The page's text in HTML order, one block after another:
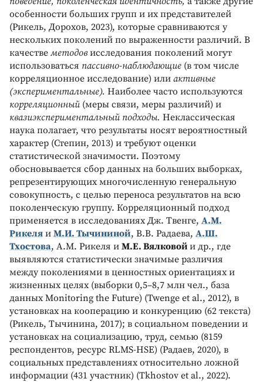
особенности больших групп и их представителей
(Рикель, Дорохов, 2023), которые сравниваются у
нескольких поколений по выраженности различий. В
качестве методовисследования поколений могут
использоваться пассивно-наблюдающие (в том числе
корреляционное исследование) или активные
(экспериментальные). Наиболее часто используются
корреляционный (меры связи, меры различий) и
квазиэкспериментальный подходы. Неклассическая
наука полагает, что результаты носят вероятностный
характер (Степин, 2013) и требуют оценки
статистической значимости. Поэтому
обосновывается сбор данных на больших выборках,
репрезентирующих многочисленную генеральную
совокупность, с целью переноса результатов на всю
поколенческую группу. Корреляционный подход
применяется в исследованиях Дж. Твенге, А.М.
Рикеля и М.И. Тычининой, В.В. Радаева, А.Ш.
Тхостова, А.М. Рикеля и М.Е. Вялковой и др., где
выявляются статистически значимые различия
между поколениями в ценностных ориентациях и
жизненных целях (выборки 0,5–8,7 млн чел., база
данных Monitoring the Future) (Twenge et al., 2012), в
установках на кооперацию и конкуренцию (62 текста)
(Рикель, Тычинина, 2017); в социальном поведении и
установках на социализацию, труд, семью (8159
респондентов, ресурс RLMS-HSE) (Радаев, 2020), в
социальных представлениях относительно ложной
информации (431 участник) (Tkhostov et al., 2022).